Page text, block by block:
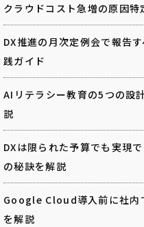
クラウドコスト急増の原因
DX推進の月次定例会で報告
践ガイド
AIリテラシー教育の5つの設
説
DXは限られた予算でも実現
の秘訣を解説
Google Cloud導入前に社内
を解説